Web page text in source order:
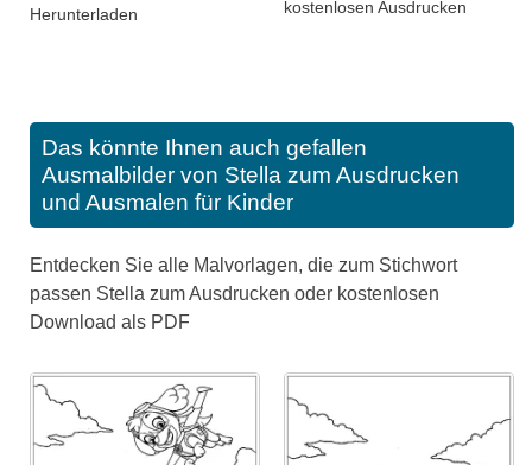
Herunterladen kostenlosen Ausdrucken
Das könnte Ihnen auch gefallen
Ausmalbilder von Stella zum Ausdrucken
und Ausmalen für Kinder
Entdecken Sie alle Malvorlagen, die zum Stichwort
passen Stella zum Ausdrucken oder kostenlosen
Download als PDF